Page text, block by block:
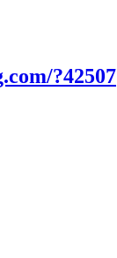
?42507